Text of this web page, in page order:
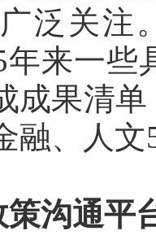
泛关注
来一些
成果清
融、人
沟通平